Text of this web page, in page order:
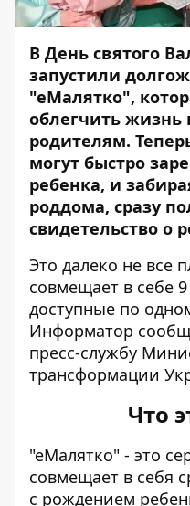
В День святого
запустили
"еМалятко",
облегчить
родителям.
могут быстро
ребенка, и
роддома, сразу
свидетельство о
Это далеко не все
совмещает в себе 9
доступные по
Информатор
пресс-службу
трансформации
Что
"еМалятко" - это
совмещает в себя
с рождением